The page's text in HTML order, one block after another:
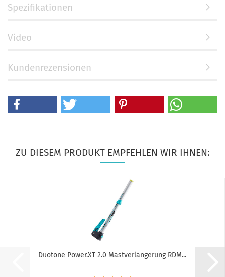
Spezifikationen
Video
Kundenrezensionen
ZU DIESEM PRODUKT EMPFEHLEN WIR IHNEN:
Duotone Power.XT 2.0 Mastverlängerung RDM...